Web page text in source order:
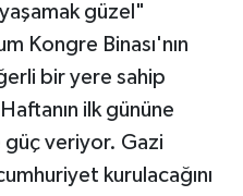
güzel"
Kongre Binası'nın
bir yere sahip
ilk gününe
güç veriyor. Gazi
kurulacağını